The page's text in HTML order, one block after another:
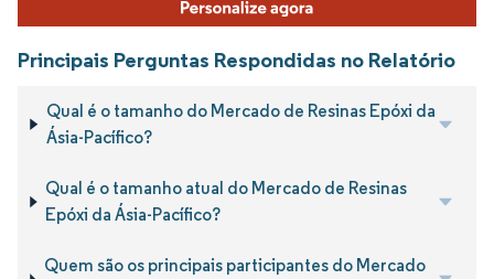
Principais Perguntas Respondidas no Relatório
Qual é o tamanho do Mercado de Resinas Epóxi da
Ásia-Pacífico?
Qual é o tamanho atual do Mercado de Resinas
Epóxi da Ásia-Pacífico?
Quem são os principais participantes do Mercado